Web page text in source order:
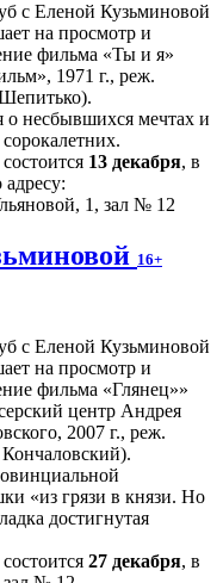
с Еленой Кузьминовой
на просмотр и
фильма «Ты и я»
1971 г., реж.
о несбывшихся мечтах и
13 декабря, в
адресу:
1, зал № 12
16+
с Еленой Кузьминовой
на просмотр и
фильма «Глянец»»
центр Андрея
2007 г., реж.
«из грязи в князи. Но
достигнутая
27 декабря, в